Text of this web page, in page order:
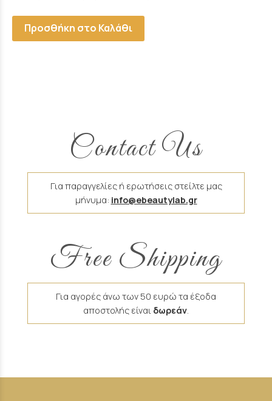
Προσθήκη στο Καλάθι
Contact Us
Για παραγγελίες ή ερωτήσεις στείλτε μας
μήνυμα: info@ebeautylab.gr
Free Shipping
Για αγορές άνω των 50 ευρώ τα έξοδα
αποστολής είναι δωρεάν.